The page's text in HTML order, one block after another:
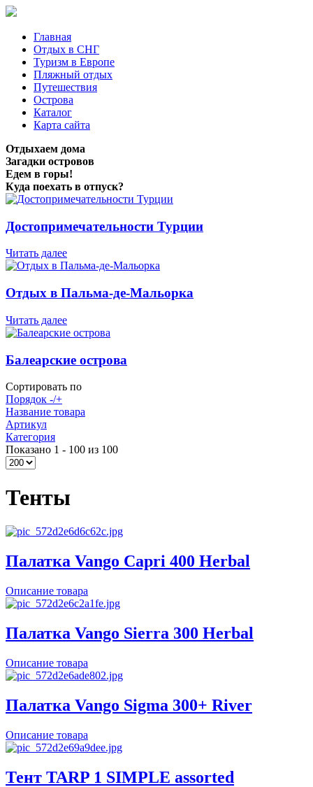
Главная
Отдых в СНГ
Туризм в Европе
Пляжный отдых
Путешествия
Острова
Каталог
Карта сайта
Отдыхаем дома
Загадки островов
Едем в горы!
Куда поехать в отпуск?
Достопримечательности Турции
Читать далее
Отдых в Пальма-де-Мальорка
Читать далее
Балеарские острова
Сортировать по
Порядок -/+
Название товара
Артикул
Категория
Показано 1 - 100 из 100
Тенты
Палатка Vango Capri 400 Herbal
Описание товара
Палатка Vango Sierra 300 Herbal
Описание товара
Палатка Vango Sigma 300+ River
Описание товара
Тент TARP 1 SIMPLE assorted